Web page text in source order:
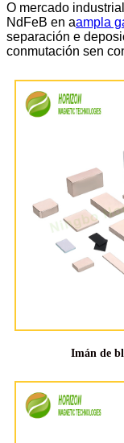
O mercado
NdFeB en aampla
separación e
conmutación sen
Imán de